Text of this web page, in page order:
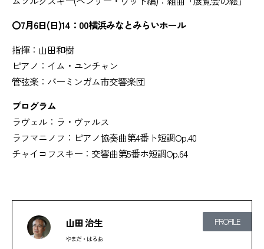
〇7月6日(日)14：00横浜みなとみらいホール
指揮：山田和樹
ピアノ：イム・ユンチャン
管弦楽：バーミンガム市交響楽団
プログラム
ラヴェル：ラ・ヴァルス
ラフマニノフ：ピアノ協奏曲第4番ト短調Op.40
チャイコフスキー：交響曲第5番ホ短調Op.64
PROFILE
山田 治生
やまだ・はるお